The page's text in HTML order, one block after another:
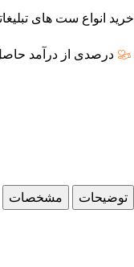
خرید انواع ست های
درصدی از درآمد
توضیحات مشخصات